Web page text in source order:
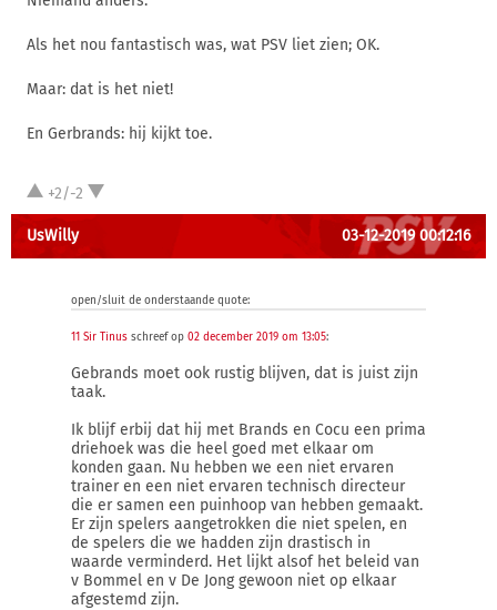
Als het nou fantastisch was, wat PSV liet zien; OK.
Maar: dat is het niet!
En Gerbrands: hij kijkt toe.
+2/-2
UsWilly 03-12-2019 00:12:16
open/sluit de onderstaande quote:
11 Sir Tinus schreef op 02 december 2019 om 13:05:
Gebrands moet ook rustig blijven, dat is juist zijn
taak.
Ik blijf erbij dat hij met Brands en Cocu een prima
driehoek was die heel goed met elkaar om
konden gaan. Nu hebben we een niet ervaren
trainer en een niet ervaren technisch directeur
die er samen een puinhoop van hebben gemaakt.
Er zijn spelers aangetrokken die niet spelen, en
de spelers die we hadden zijn drastisch in
waarde verminderd. Het lijkt alsof het beleid van
v Bommel en v De Jong gewoon niet op elkaar
afgestemd zijn.